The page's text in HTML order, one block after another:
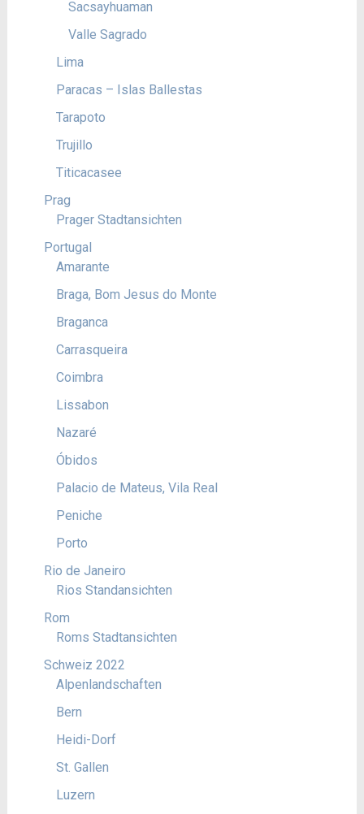
Sacsayhuaman
Valle Sagrado
Lima
Paracas – Islas Ballestas
Tarapoto
Trujillo
Titicacasee
Prag
Prager Stadtansichten
Portugal
Amarante
Braga, Bom Jesus do Monte
Braganca
Carrasqueira
Coimbra
Lissabon
Nazaré
Óbidos
Palacio de Mateus, Vila Real
Peniche
Porto
Rio de Janeiro
Rios Standansichten
Rom
Roms Stadtansichten
Schweiz 2022
Alpenlandschaften
Bern
Heidi-Dorf
St. Gallen
Luzern